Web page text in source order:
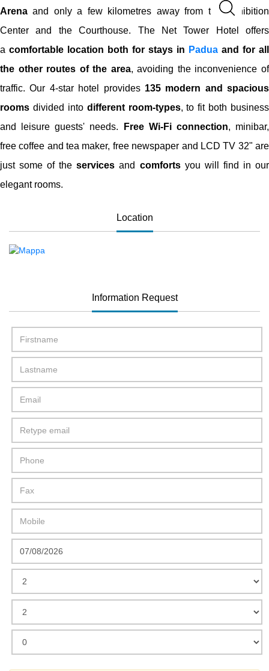
Arena and only a few kilometres away from the Exhibition
Center and the Courthouse. The Net Tower Hotel offers
a comfortable location both for stays in Padua and for all
the other routes of the area, avoiding the inconvenience of
traffic. Our 4-star hotel provides 135 modern and spacious
rooms divided into different room-types, to fit both business
and leisure guests' needs.
Free Wi-Fi connection, minibar,
free coffee and tea maker, free newspaper and LCD TV 32" are
just some of theservicesand comforts you will find in our
elegant rooms.
Location
Information Request